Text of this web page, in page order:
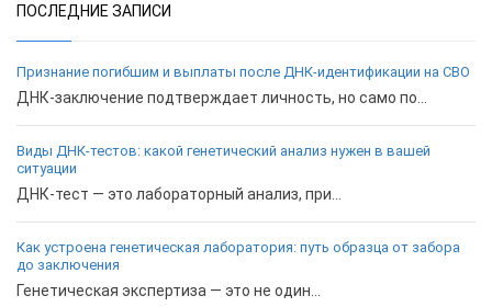
ПОСЛЕДНИЕ ЗАПИСИ
Признание погибшим и выплаты после ДНК-идентификации на СВО
ДНК-заключение подтверждает личность, но само по...
Виды ДНК-тестов: какой генетический анализ нужен в вашей
ситуации
ДНК-тест — это лабораторный анализ, при...
Как устроена генетическая лаборатория: путь образца от забора
до заключения
Генетическая экспертиза — это не один...